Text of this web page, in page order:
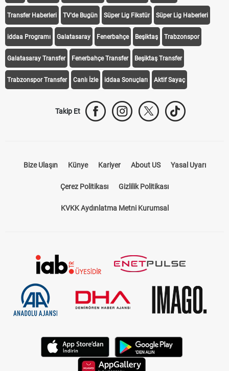
Transfer Haberleri TV'de Bugün Süper Lig Fikstür Süper Lig Haberleri
iddaa Programı Galatasaray Fenerbahçe Beşiktaş Trabzonspor
Galatasaray Transfer Fenerbahçe Transfer Beşiktaş Transfer
Trabzonspor Transfer Canlı İzle iddaa Sonuçları Aktif Sayaç
Takip Et
Bize Ulaşın Künye Kariyer About US Yasal Uyarı
Çerez Politikası Gizlilik Politikası
KVKK Aydınlatma Metni Kurumsal